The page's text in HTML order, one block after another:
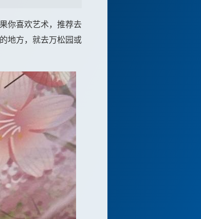
你喜欢艺术，推荐去
地方，就去万松园或